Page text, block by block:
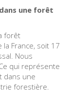
une forêt
forêt
France, soit 17
Nous
qui représente
dans une
forestière.